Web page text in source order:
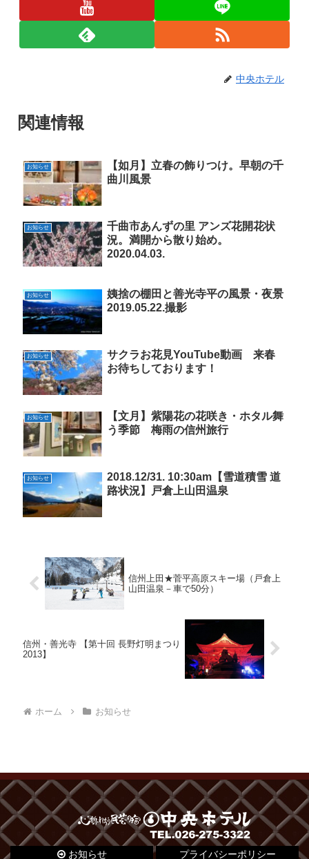
中央ホテル
関連情報
お知らせ
【如月】立春の飾りつけ。早朝の千
曲川風景
お知らせ
千曲市あんずの里 アンズ花開花状
況。満開から散り始め。
2020.04.03.
お知らせ
姨捨の棚田と善光寺平の風景・夜景
2019.05.22.撮影
お知らせ
サクラお花見YouTube動画 来春
お待ちしております！
お知らせ
【文月】紫陽花の花咲き・ホタル舞
う季節 梅雨の信州旅行
お知らせ
2018.12/31. 10:30am【雪道積雪 道
路状況】戸倉上山田温泉
信州上田★菅平高原スキー場（戸倉上
山田温泉－車で50分）
信州・善光寺 【第十回 長野灯明まつり
2013】
ホーム お知らせ
お知らせ プライバシーポリシー